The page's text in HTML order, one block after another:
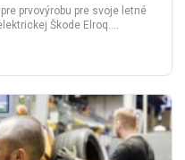
prvovýrobu pre svoje letné
Škode Elroq.…